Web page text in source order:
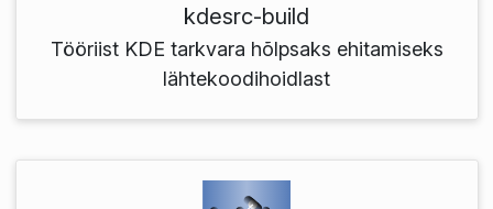
kdesrc-build
Tööriist KDE tarkvara hõlpsaks ehitamiseks
lähtekoodihoidlast